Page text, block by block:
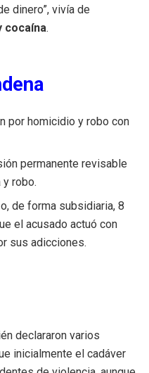
dinero”, vivía de
cocaína.
por homicidio y robo con
permanente revisable
robo.
de forma subsidiaria, 8
el acusado actuó con
sus adicciones.
declararon varios
inicialmente el cadáver